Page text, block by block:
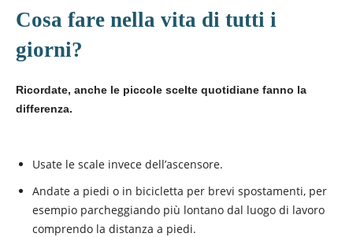
Cosa fare nella vita di tutti i
giorni?
Ricordate, anche le piccole scelte quotidiane fanno la
differenza.
Usate le scale invece dell’ascensore.
Andate a piedi o in bicicletta per brevi spostamenti, per
esempio parcheggiando più lontano dal luogo di lavoro
comprendo la distanza a piedi.